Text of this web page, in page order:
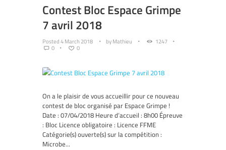
Contest Bloc Espace Grimpe
7 avril 2018
Posted4 March 2018 byMathieu
1247
0
0
On a le plaisir de vous accueillir pour ce nouveau
contest de bloc organisé par Espace Grimpe !
Date : 07/04/2018 Heure d’accueil : 8h00 Épreuve
: Bloc Licence obligatoire : Licence FFME
Catégorie(s) ouverte(s) sur la compétition :
Microbe...